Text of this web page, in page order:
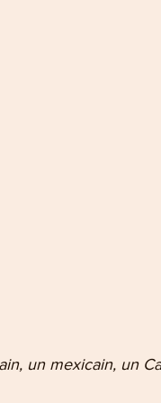
un mexicain, un